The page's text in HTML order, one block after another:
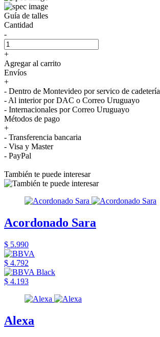
Guía de talles
Cantidad
-
+
Agregar al carrito
Envíos
+
- Dentro de Montevideo por servico de cadetería
- Al interior por DAC o Correo Uruguayo
- Internacionales por Correo Uruguayo
Métodos de pago
+
- Transferencia bancaria
- Visa y Master
- PayPal
También te puede interesar
Acordonado Sara
$ 5.990
$ 4.792
$ 4.193
Alexa